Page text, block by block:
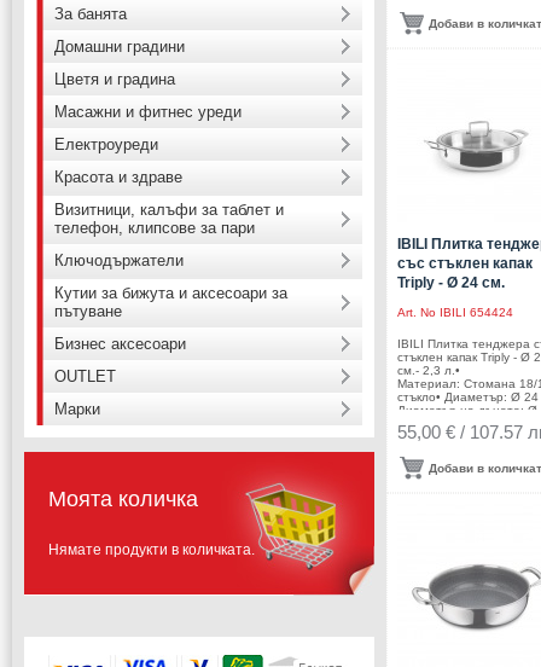
покритие• Подходящ за
фурна• Подходящ за
Добави в
IBILI Плитка
със стъклен капак
Triply - Ø 24 см.
Art. No IBILI 654424
IBILI Плитка тенджера
стъклен капак Triply - Ø
см.- 2,3 л.•
Материал: Стомана 18/
стъкло• Диаметър: Ø 24
Диаметър на дъното: Ø
см.• Височина: 5,8 см.•
Вместимост: 2,3 литра•
С дръжки от стомана •
покритие • Подходяща
55,00 € / 107.57
Добави в
За банята
Домашни градини
Цветя и градина
Масажни и фитнес уреди
Електроуреди
Красота и здраве
Визитници, калъфи за таблет и
телефон, клипсове за пари
Ключодържатели
Кутии за бижута и аксесоари за
пътуване
Бизнес аксесоари
OUTLET
Марки
Моята количка
Нямате продукти в количката.